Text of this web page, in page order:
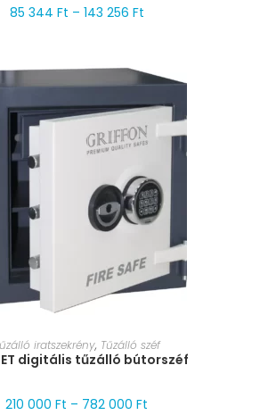
85 344 Ft – 143 256 Ft
MÉRET VÁLASZTÁSA
iratszekrény, Tűzálló széf
digitális tűzálló bútorszéf
210 000 Ft – 782 000 Ft